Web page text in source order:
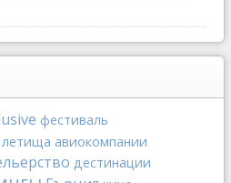
фестиваль
летища авиокомпании
дестинации